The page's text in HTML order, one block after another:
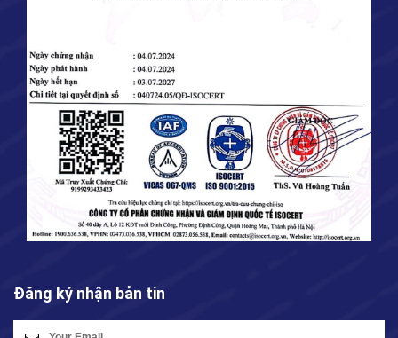
Đăng ký nhận bản tin